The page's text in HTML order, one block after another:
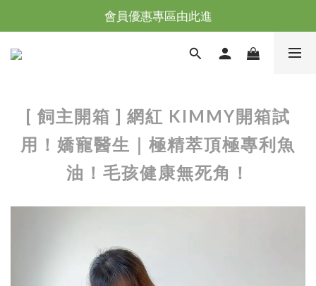
台灣滿NT$全館滿1200免運｜海外滿NT$3000免運
台灣滿NT$全館滿1200免運｜海外滿NT$3000免運
會員優惠專區由此進
[ 飼主開箱 ] 網紅 KIMMY開箱試
用！嬌寵醫生｜極精萃頂極專利魚
油！毛孩健康無死角！